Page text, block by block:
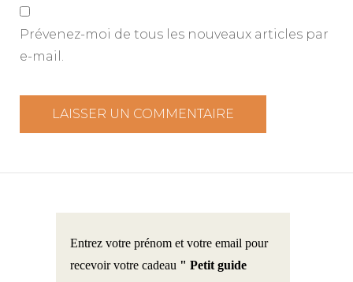
Prévenez-moi de tous les nouveaux articles par
e-mail.
Entrez votre prénom et votre email pour
recevoir votre cadeau " Petit guide